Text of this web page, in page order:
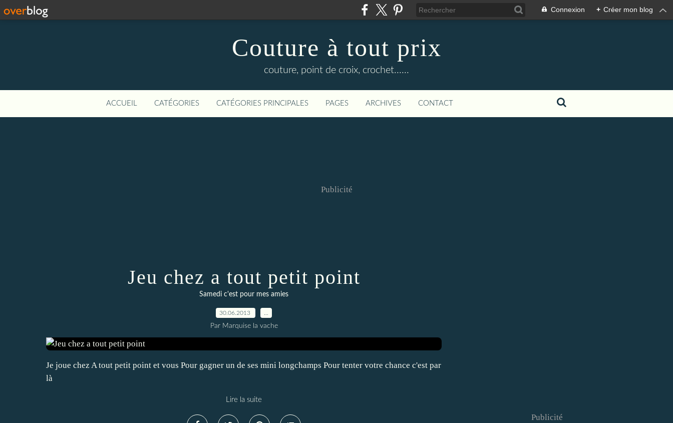
Connexion + Créer mon blog
Couture à tout prix
couture, point de croix, crochet......
ACCUEIL CATÉGORIES CATÉGORIES PRINCIPALES PAGES ARCHIVES CONTACT
Publicité
Jeu chez a tout petit point
Samedi c'est pour mes amies
30.06.2013
Par Marquise la vache
Je joue chez A tout petit point et vous Pour gagner un de ses mini longchamps Pour tenter votre chance c'est par
là
Lire la suite
Publicité